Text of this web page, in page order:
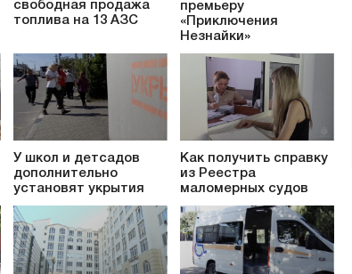
свободная продажа
топлива на 13 АЗС
премьеру
«Приключения
Незнайки»
У школ и детсадов
дополнительно
установят укрытия
Как получить справку
из Реестра
маломерных судов